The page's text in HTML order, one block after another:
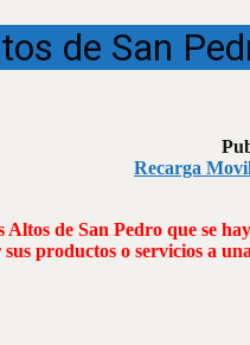
de San
Recarga
de San Pedro que se
productos o servicios a